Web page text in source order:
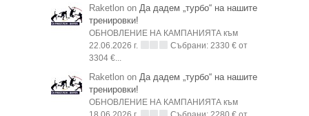
Raketlon on Да дадем „турбо“ на нашите
тренировки!
ОБНОВЛЕНИЕ НА КАМПАНИЯТА към
22.06.2026 г.
Събрани: 2330 € от
3304 €...
Raketlon on Да дадем „турбо“ на нашите
тренировки!
ОБНОВЛЕНИЕ НА КАМПАНИЯТА към